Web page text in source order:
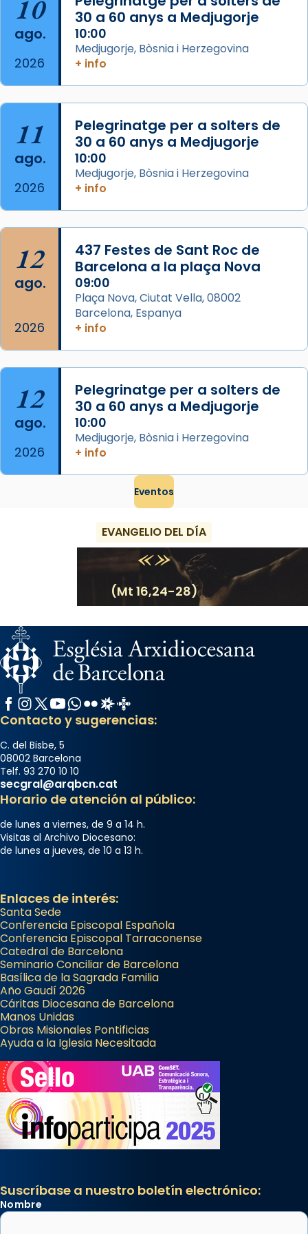
Arquebisbat de Barcelona
2 weeks ago
Memòria de les santes Juliana i
Acompanyant la història de sant Cugat, a
partir de l’Edat Mitjana sorgeix la tradició
que les santes Juliana (“relatiu a Júlia”) i
Semproniana (“relatiu a Semprònia =
eterna”) són deixebles seves. I l’any 1667, el
frare Joan Gaspar Roig, afirma en una obra
que les santes són filles de l’antiga Iluro.
Mataró en reivindicarà les relíq
Foto
View on Facebook · Share
10
ago.
2026
30 a 60 anys a Medjugorje
10:00
Medjugorje, Bòsnia i Herzegovina
+ info
11
ago.
2026
Pelegrinatge per a solters de
30 a 60 anys a Medjugorje
10:00
Medjugorje, Bòsnia i Herzegovina
+ info
12
ago.
2026
437 Festes de Sant Roc de
Barcelona a la plaça Nova
09:00
Plaça Nova, Ciutat Vella, 08002
Barcelona, Espanya
+ info
12
ago.
2026
Pelegrinatge per a solters de
30 a 60 anys a Medjugorje
10:00
Medjugorje, Bòsnia i Herzegovina
+ info
Eventos
EVANGELIO DEL DÍA
(Mt 16,24-28)
Facebook
Instagram
X / Twitter
YouTube
WhatsApp
FlickrRadio Estel
Catalunya Cristiana
Contacto y sugerencias:
C. del Bisbe, 5
08002 Barcelona
Telf. 93 270 10 10
secgral@arqbcn.cat
Horario de atención al público:
de lunes a viernes, de 9 a 14 h.
Visitas al Archivo Diocesano:
de lunes a jueves, de 10 a 13 h.
Enlaces de interés:
Santa Sede
Conferencia Episcopal Española
Conferencia Episcopal Tarraconense
Catedral de Barcelona
Seminario Conciliar de Barcelona
Basílica de la Sagrada Familia
Año Gaudí 2026
Cáritas Diocesana de Barcelona
Manos Unidas
Obras Misionales Pontificias
Ayuda a la Iglesia Necesitada
Suscríbase a nuestro boletín electrónico:
Nombre